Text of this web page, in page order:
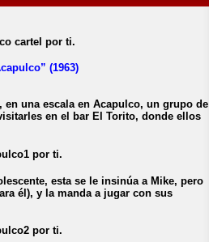
(1963)
en una escala en Acapulco, un grupo de
en el bar El Torito, donde ellos
esta se le insinúa a Mike, pero
él), y la manda a jugar con sus